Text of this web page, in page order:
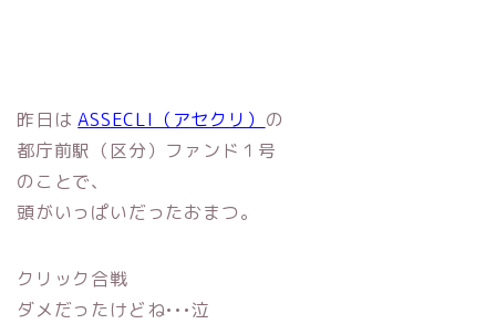
昨日はASSECLI（アセクリ） の
都庁前駅（区分）ファンド１号
のことで、
頭がいっぱいだったおまつ。
クリック合戦
ダメだったけどね•••泣